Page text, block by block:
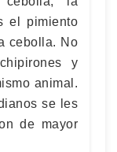
el pimiento
cebolla. No
y
animal.
se les
de mayor